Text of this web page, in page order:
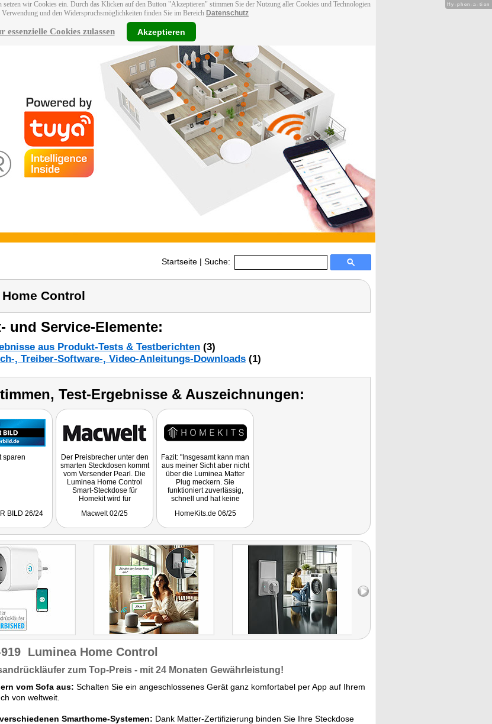
setzen wir Cookies ein. Durch das Klicken auf den Button "Akzeptieren" stimmen Sie der Nutzung aller Cookies und Technologien
und den Widerspruchsmöglichkeiten finden Sie im Bereich Datenschutz
essenzielle Cookies zulassen Akzeptieren
Startseite | Suche:
Control
und Service-Elemente:
aus Produkt-Tests & Testberichten (3)
, Treiber-Software-, Video-Anleitungs-Downloads (1)
Test-Ergebnisse & Auszeichnungen:
sparen
BILD 26/24
Der Preisbrecher unter den
smarten Steckdosen kommt
vom Versender Pearl. Die
Luminea Home Control
Smart-Steckdose für
Homekit wird für
angeboten. Trotzdem hat
ist: einen großen Ein/Aus-
Schalter und satte 3.680
Watt Belastbarkeit.
Macwelt 02/25
Fazit: "Insgesamt kann man
aus meiner Sicht aber nicht
über die Luminea Matter
Plug meckern. Sie
funktioniert zuverlässig,
schnell und hat keine
einem Preis von nur 12,99
außerdem nicht teuer. Von
daher kann sie für viele
Einsatzzwecke vollkommen
ausreichend sein."
HomeKits.de 06/25
Luminea Home Control
zum Top-Preis - mit 24 Monaten Gewährleistung!
vom Sofa aus: Schalten Sie ein angeschlossenes Gerät ganz komfortabel per App auf Ihrem
von weltweit.
Smarthome-Systemen: Dank Matter-Zertifizierung binden Sie Ihre Steckdose
Hy-phen-a-tion